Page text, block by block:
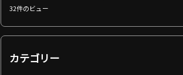
32件のビュー
カテゴリー